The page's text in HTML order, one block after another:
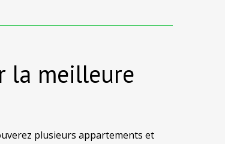
la meilleure
plusieurs appartements et